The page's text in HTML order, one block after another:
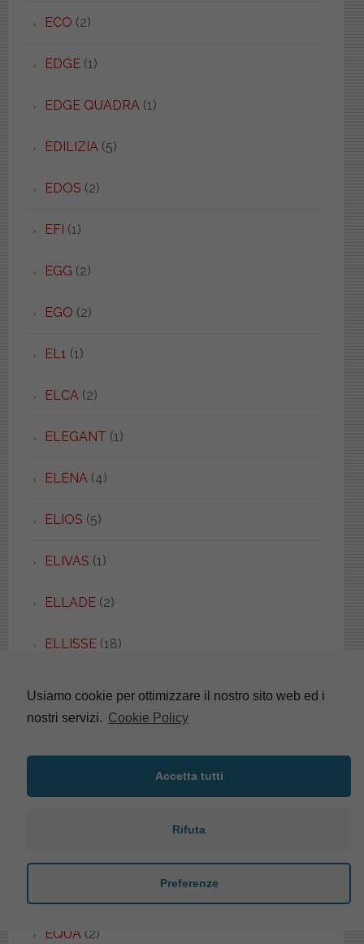
ECO (2)
EDGE(1)
EDGE QUADRA (1)
EDILIZIA (5)
EDOS (2)
EFI (1)
EGG (2)
EGO (2)
EL1 (1)
ELCA (2)
ELEGANT (1)
ELENA (4)
ELIOS (5)
ELIVAS (1)
ELLADE(2)
ELLISSE(18)
ELLISSE UNI(1)
EQUA (2)
Usiamo cookie per ottimizzare il nostro sito web ed i
nostri servizi. Cookie Policy
Accetta tutti
Rifuta
Preferenze